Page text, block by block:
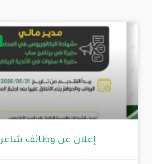
إعلان عن وظائف